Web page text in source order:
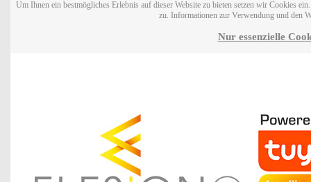
Um Ihnen ein bestmögliches Erlebnis auf dieser Website zu bieten setzen wir Cookies
zu. Informationen zur Verwendung und den
Nur essenzielle